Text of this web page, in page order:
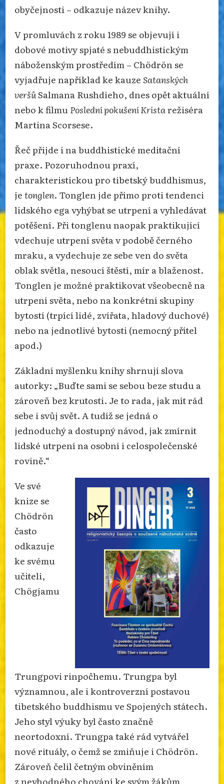
obyčejnosti – odkazuje název knihy.
V promluvách z roku 1989 se objevují i
dobové motivy spjaté s nebuddhistickým
náboženským prostředím – Chödrön se
vyjadřuje například ke kauzeSatanských
veršůSalmana Rushdieho, dnes opět aktuální
nebo k filmu Poslední pokušení Kristarežiséra
Martina Scorsese.
Řeč přijde i na buddhistické meditační
praxe. Pozoruhodnou praxí,
charakteristickou pro tibetský buddhismus,
jetonglen. Tonglen jde přímo proti tendenci
lidského ega vyhýbat se utrpení a vyhledávat
potěšení. Při tonglenu naopak praktikující
vdechuje utrpení světa v podobě černého
mraku, a vydechuje ze sebe ven do světa
oblak světla, nesoucí štěstí, mír a blaženost.
Tonglen je možné praktikovat všeobecně na
utrpení světa, nebo na konkrétní skupiny
bytostí (trpící lidé, zvířata, hladový duchové)
nebo na jednotlivé bytosti (nemocný přítel
apod.)
Základní myšlenku knihy shrnují slova
autorky: „Buďte sami se sebou beze studu a
zároveň bez krutosti. Je to rada, jak mít rád
sebe i svůj svět. A tudíž se jedná o
jednoduchý a dostupný návod, jak zmírnit
lidské utrpení na osobní i celospolečenské
rovině.“
Ve své
knize se
Chödrön
často
odkazuje
ke svému
učiteli,
Chögjamu
Trungpovi rinpočhemu. Trungpa byl
významnou, ale i kontroverzní postavou
tibetského buddhismu ve Spojených státech.
Jeho styl výuky byl často značně
neortodoxní. Trungpa také rád vytvářel
nové rituály, o čemž se zmiňuje i Chödrön.
Zároveň čelil četným obviněním
z nevhodného chování ke svým žákům,